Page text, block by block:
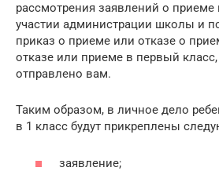
рассмотрения заявлений о
участии администрации школы и
приказ о приеме или отказе о
отказе или приеме в первый класс,
отправлено вам.
Таким образом, в личное дело
в 1 класс будут прикреплены
заявление;